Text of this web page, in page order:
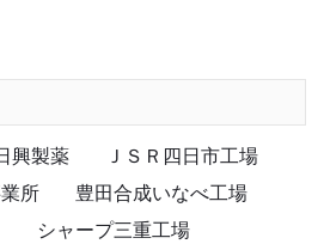
興製薬
ＪＳＲ四日市工場
所
豊田合成いなべ工場
シャープ三重工場